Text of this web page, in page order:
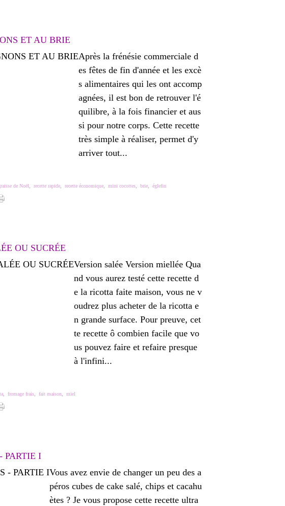
ET AU BRIE
Après la frénésie commerciale d
es fêtes de fin d'année et les excè
s alimentaires qui les ont accomp
agnées, il est bon de retrouver l'é
quilibre, à la fois financier et aus
si pour notre corps. Cette recette
très simple à réaliser, permet d'y
arriver tout...
de Noël recette rapide recette économique mini cocottes brie églefin
OU SUCRÉE
Version salée Version miellée Qua
nd vous aurez testé cette recette d
e la ricotta faite maison, vous ne v
oudrez plus acheter de la ricotta e
n grande surface. Pour preuve, cet
te recette ô combien facile que vo
us pouvez faire et refaire presque
à l'infini...
fromage frais fait maison miel
PARTIE I
Vous avez envie de changer un peu des a
péros cubes de cake salé, chips et cacahu
ètes ? Je vous propose cette recette ultra